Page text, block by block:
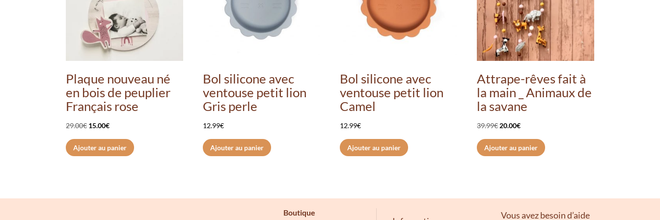
Plaque nouveau né
en bois de peuplier
Français rose
29.00€ Le
prix
initial
15.00€Le
prix
actuel
Ajouter au panier
Bol silicone avec
ventouse petit lion
Gris perle
12.99€
Ajouter au panier
Bol silicone avec
ventouse petit lion
Camel
12.99€
Ajouter au panier
Attrape-rêves fait à
la main _ Animaux de
la savane
39.99€ Le
prix
initial
20.00€Le
prix
actuel
Ajouter au panier
Boutique
Vous avez besoin d’aide